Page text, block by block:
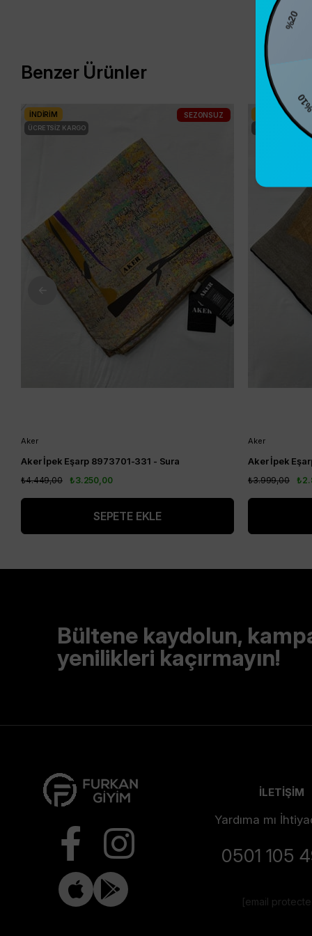
Benzer Ürünler
Aker
Aker İpek Eşarp 8973701-331 - Sura
₺3.250,00
₺4.449,00
SEPETE EKLE
İNDIRIM
ÜCRETSIZ KARGO
SEZONSUZ
Aker
₺3.999,00
İNDIRIM
ÜCRETSIZ KARGO
Bültene kaydolun,
yenilikleri kaçırmayın!
İLETİŞİM
Yardıma mı
0501 105
[email